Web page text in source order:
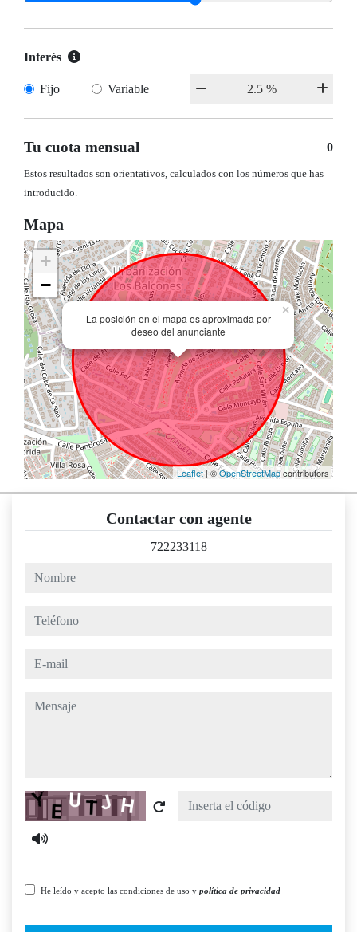
Interés
Fijo Variable
Tu cuota mensual 0
Estos resultados son orientativos, calculados con los números que has
introducido.
Mapa
La posición en el mapa es aproximada por
deseo del anunciante
×
+
−
Leaflet| ©OpenStreetMapcontributors
Contactar con agente
722233118
nombre
teléfono
e-mail
mensaje
Captcha
He leído y acepto las condiciones de uso y política de privacidad